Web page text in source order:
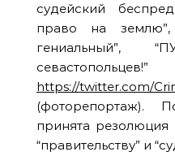
судейский
право на землю”,
гениальный”,
https://twitter.com/
(фоторепортаж).
принята
“правительству” и